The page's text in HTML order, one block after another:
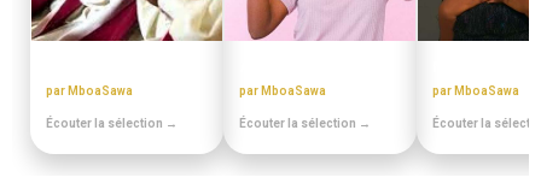
par MboaSawa
Écouter la sélection →
par MboaSawa
Écouter la sélection →
par MboaSawa
Écouter la